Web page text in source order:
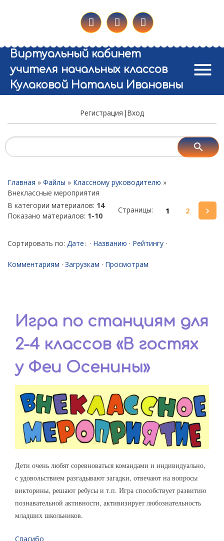
Виртуальный кабинет
учителя начальных классов
Кулаковой Натальи Ивановны
menu
Регистрация | Вход
Главная » Файлы » Классному руководителю »
Внеклассные мероприятия
В категории материалов: 14
Показано материалов: 1-10
Страницы: 1 2
Сортировать по: Дате · Названию · Рейтингу ·
Комментариям · Загрузкам · Просмотрам
Игра по станциям для
2-4 классов «В гостях
у Феи Осенины»
Дети очень любят соревноваться командами и индивидуально,
с удовольствием разгадывают загадки, отвечают на вопросы
викторины, решают ребусы и т.п. Игра способствует развитию
познавательной активности, активизирует любознательность
младших школьников.
Спасибо